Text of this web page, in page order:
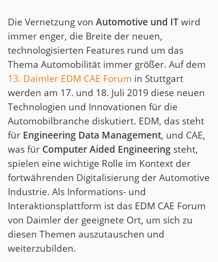
Die Vernetzung von Automotive und ITwird
immer enger, die Breite der neuen,
technologisierten Features rund um das
Thema Automobilität immer größer. Auf dem
13. Daimler EDM CAE Forum in Stuttgart
werden am 17. und 18. Juli 2019 diese neuen
Technologien und Innovationen für die
Automobilbranche diskutiert. EDM, das steht
für Engineering Data Management, und CAE,
was für Computer Aided Engineering steht,
spielen eine wichtige Rolle im Kontext der
fortwährenden Digitalisierung der Automotive
Industrie. Als Informations- und
Interaktionsplattform ist das EDM CAE Forum
von Daimler der geeignete Ort, um sich zu
diesen Themen auszutauschen und
weiterzubilden.